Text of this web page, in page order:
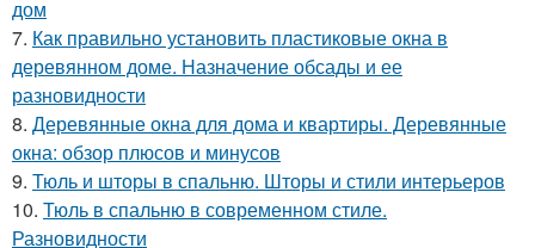
дом
7. Как правильно установить пластиковые окна в
деревянном доме. Назначение обсады и ее
разновидности
8. Деревянные окна для дома и квартиры. Деревянные
окна: обзор плюсов и минусов
9. Тюль и шторы в спальню. Шторы и стили интерьеров
10. Тюль в спальню в современном стиле.
Разновидности